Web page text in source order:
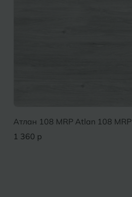
Атлан 108 MRP Atlan 108 MRP
1 360 р